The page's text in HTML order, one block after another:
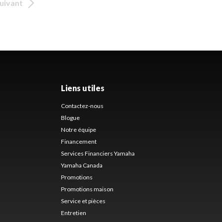
Liens utiles
Contactez-nous
Blogue
Notre équipe
Financement
Services Financiers Yamaha
Yamaha Canada
Promotions
Promotions maison
Service et pièces
Entretien